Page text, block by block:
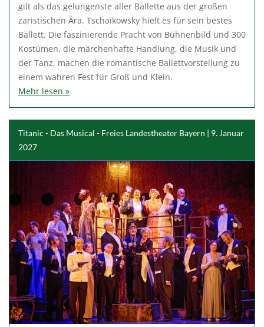
gilt als das gelungenste aller Ballette aus der großen
zaristischen Ära. Tschaikowsky hielt es für sein bestes
Ballett. Die faszinierende Pracht von Bühnenbild und 300
Kostümen, die märchenhafte Handlung, die Musik und
der Tanz, machen die romantische Ballettvorstellung zu
einem wahren Fest für Groß und Klein.
Mehr lesen »
Titanic - Das Musical - Freies Landestheater Bayern | 9. Januar
2027